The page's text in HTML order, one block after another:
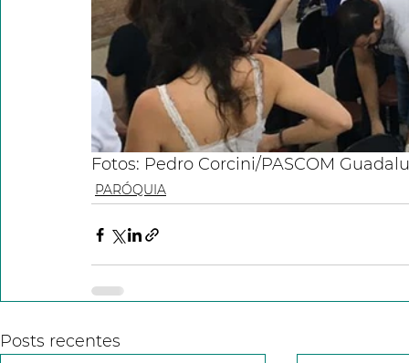
Fotos: Pedro Corcini/PASCOM
PARÓQUIA
Posts recentes